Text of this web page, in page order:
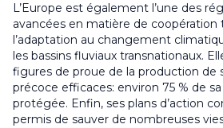
L’Europe est également l’une des
avancées en matière de coopération
l’adaptation au changement
les bassins fluviaux transnationaux.
figures de proue de la production de
précoce efficaces: environ 75 % de
protégée. Enfin, ses plans d’action
permis de sauver de nombreuses